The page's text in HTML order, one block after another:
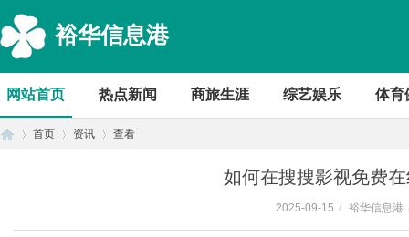
裕华信息港
网站首页 热点新闻 商旅生涯 综艺娱乐 体育
首页 资讯 查看
如何在搜搜影视免费
2025-09-15 / 裕华信息港